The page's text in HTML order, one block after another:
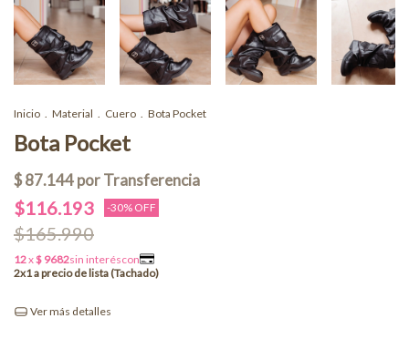
Inicio . Material . Cuero . Bota Pocket
Bota Pocket
$116.193 -30% OFF
$165.990
Ver más detalles